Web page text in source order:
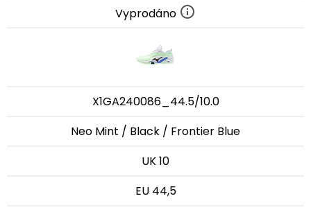
Vyprodáno
X1GA240086_44.5/10.0
Neo Mint / Black / Frontier Blue
UK 10
EU 44,5